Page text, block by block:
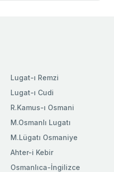
Lugat-ı Remzi
Lugat-ı Cudi
R.Kamus-ı Osmani
M.Osmanlı Lugatı
M.Lügatı Osmaniye
Ahter-i Kebir
Osmanlıca-İngilizce